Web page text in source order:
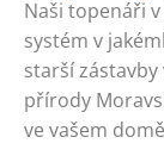
Naši topenáři
systém v
starší
přírody
ve vašem